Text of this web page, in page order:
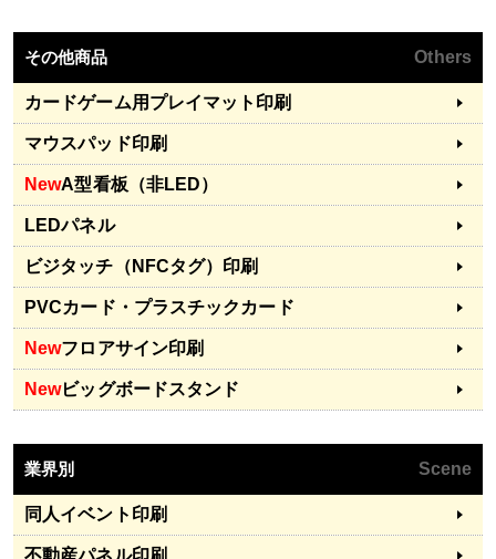
その他商品 Others
カードゲーム用プレイマット印刷
マウスパッド印刷
NewA型看板（非LED）
LEDパネル
ビジタッチ（NFCタグ）印刷
PVCカード・プラスチックカード
Newフロアサイン印刷
Newビッグボードスタンド
業界別 Scene
同人イベント印刷
不動産パネル印刷